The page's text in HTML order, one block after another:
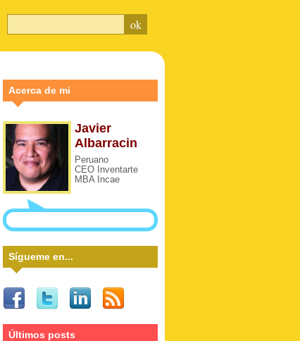
Acerca de mi
Javier
Albarracin
Peruano
CEO Inventarte
MBA Incae
Sígueme en...
Últimos posts